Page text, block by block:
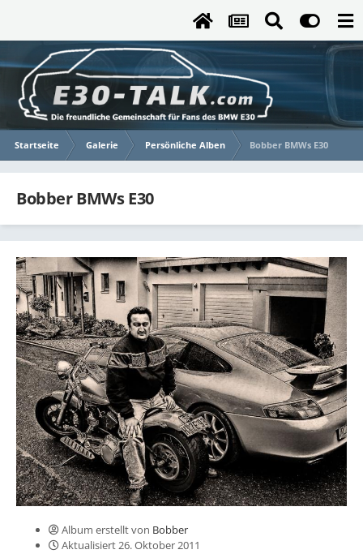
Startseite Galerie Persönliche Alben Bobber BMWs E30
Bobber BMWs E30
Album erstellt von Bobber
Aktualisiert 26. Oktober 2011